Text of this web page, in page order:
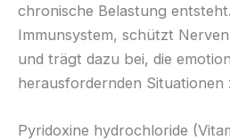
chronische Belastung
Immunsystem, schützt
und trägt dazu bei, die
herausfordernden Situationen
Pyridoxine hydrochloride